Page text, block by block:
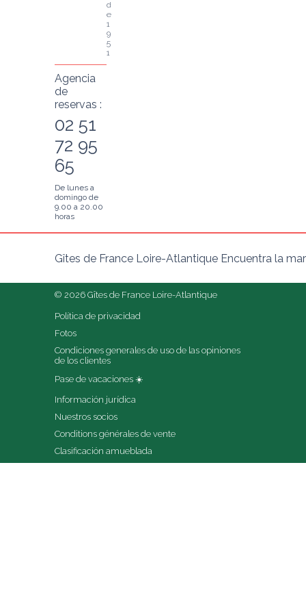
d
e
1
9
5
1
Agencia
de
reservas :
02 51
72 95
65
De lunes a
domingo de
9.00 a 20.00
horas
Gîtes de France Loire-Atlantique Encuentra la
© 2026 Gîtes de France Loire-Atlantique
Política de privacidad
Fotos
Condiciones generales de uso de las opiniones
de los clientes
Pase de vacaciones ☀️
Información jurídica
Nuestros socios
Conditions générales de vente
Clasificación amueblada